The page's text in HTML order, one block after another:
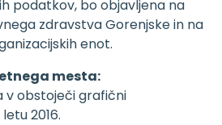
podatkov, bo objavljena na
zdravstva Gorenjske in na
enot.
mesta:
v obstoječi grafični
2016.